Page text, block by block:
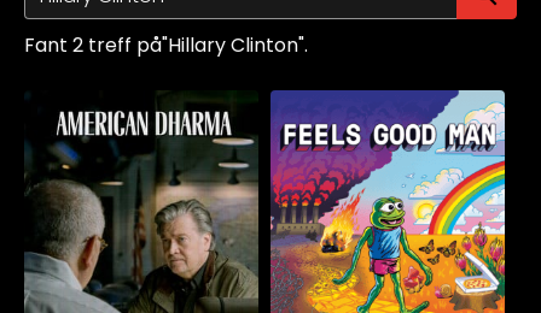
Fant 2 treff på"Hillary Clinton".